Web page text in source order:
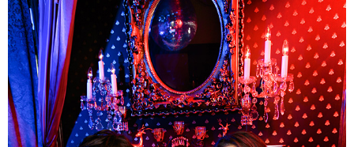
ランキング
オーディション
直営ショップ